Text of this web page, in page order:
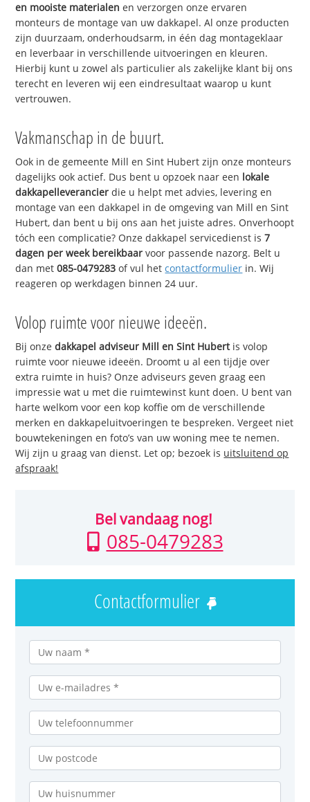
en mooiste materialen en verzorgen onze ervaren
monteurs de montage van uw dakkapel. Al onze producten
zijn duurzaam, onderhoudsarm, in één dag montageklaar
en leverbaar in verschillende uitvoeringen en kleuren.
Hierbij kunt u zowel als particulier als zakelijke klant bij ons
terecht en leveren wij een eindresultaat waarop u kunt
vertrouwen.
Vakmanschap in de buurt.
Ook in de gemeente Mill en Sint Hubert zijn onze monteurs
dagelijks ook actief. Dus bent u opzoek naar een lokale
dakkapelleverancier die u helpt met advies, levering en
montage van een dakkapel in de omgeving van Mill en Sint
Hubert, dan bent u bij ons aan het juiste adres. Onverhoopt
tóch een complicatie? Onze dakkapel servicedienst is7
dagen per week bereikbaar voor passende nazorg. Belt u
dan met085-0479283 of vul hetcontactformulier in. Wij
reageren op werkdagen binnen 24 uur.
Volop ruimte voor nieuwe ideeën.
Bij onzedakkapel adviseur Mill en Sint Hubertis volop
ruimte voor nieuwe ideeën. Droomt u al een tijdje over
extra ruimte in huis? Onze adviseurs geven graag een
impressie wat u met die ruimtewinst kunt doen. U bent van
harte welkom voor een kop koffie om de verschillende
merken en dakkapeluitvoeringen te bespreken. Vergeet niet
bouwtekeningen en foto’s van uw woning mee te nemen.
Wij zijn u graag van dienst. Let op; bezoek is uitsluitend op
afspraak!
Bel vandaag nog!
085-0479283
Contactformulier